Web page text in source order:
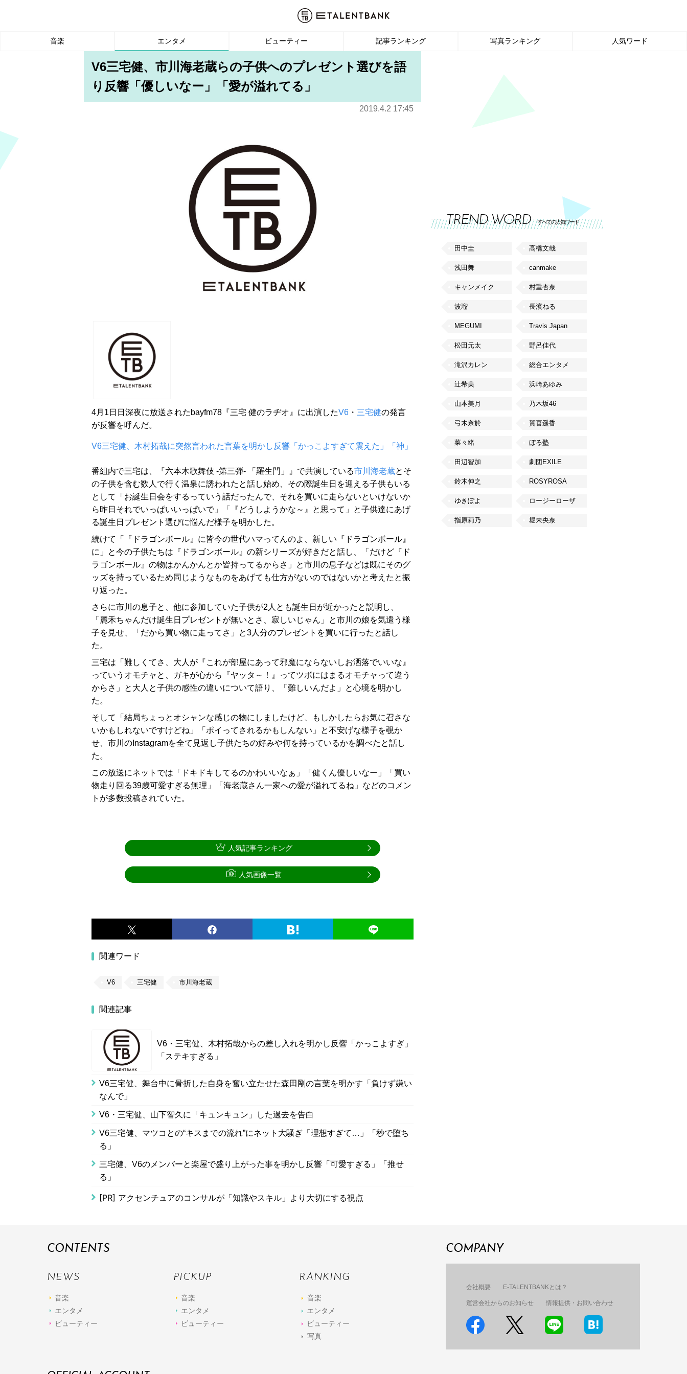
音楽 エンタメ ビューティー 記事ランキング 写真ランキング 人気ワード
V6三宅健、市川海老蔵らの子供へのプレゼント選びを語
り反響「優しいなー」「愛が溢れてる」
2019.4.2 17:45
4月1日日深夜に放送されたbayfm78『三宅 健のラヂオ』に出演したV6 ・ 三宅健の発言
が反響を呼んだ。
V6三宅健、木村拓哉に突然言われた言葉を明かし反響「かっこよすぎて震えた」「神」
番組内で三宅は、『六本木歌舞伎 -第三弾- 「羅生門」』で共演している市川海老蔵とそ
の子供を含む数人で行く温泉に誘われたと話し始め、その際誕生日を迎える子供もいる
として「お誕生日会をするっていう話だったんで、それを買いに走らないといけないか
ら昨日それでいっぱいいっぱいで」「『どうしようかな～』と思って」と子供達にあげ
る誕生日プレゼント選びに悩んだ様子を明かした。
続けて「『ドラゴンボール』に皆今の世代ハマってんのよ、新しい『ドラゴンボール』
に」と今の子供たちは『ドラゴンボール』の新シリーズが好きだと話し、「だけど『ド
ラゴンボール』の物はかんかんとか皆持ってるからさ」と市川の息子などは既にそのグ
ッズを持っているため同じようなものをあげても仕方がないのではないかと考えたと振
り返った。
さらに市川の息子と、他に参加していた子供が2人とも誕生日が近かったと説明し、
「麗禾ちゃんだけ誕生日プレゼントが無いとさ、寂しいじゃん」と市川の娘を気遣う様
子を見せ、「だから買い物に走ってさ」と3人分のプレゼントを買いに行ったと話し
た。
三宅は「難しくてさ、大人が『これが部屋にあって邪魔にならないしお洒落でいいな』
っていうオモチャと、ガキが心から『ヤッタ～！』ってツボにはまるオモチャって違う
からさ」と大人と子供の感性の違いについて語り、「難しいんだよ」と心境を明かし
た。
そして「結局ちょっとオシャンな感じの物にしましたけど、もしかしたらお気に召さな
いかもしれないですけどね」「ポイってされるかもしんない」と不安げな様子を覗か
せ、市川のInstagramを全て見返し子供たちの好みや何を持っているかを調べたと話し
た。
この放送にネットでは「ドキドキしてるのかわいいなぁ」「健くん優しいなー」「買い
物走り回る39歳可愛すぎる無理」「海老蔵さん一家への愛が溢れてるね」などのコメン
トが多数投稿されていた。
関連ワード
V6 三宅健 市川海老蔵
関連記事
V6・三宅健、木村拓哉からの差し入れを明かし反響「かっこよすぎ」
「ステキすぎる」
V6三宅健、舞台中に骨折した自身を奮い立たせた森田剛の言葉を明かす「負けず嫌い
なんで」
V6・三宅健、山下智久に「キュンキュン」した過去を告白
V6三宅健、マツコとの“キスまでの流れ”にネット大騒ぎ「理想すぎて…」「秒で堕ち
る」
三宅健、V6のメンバーと楽屋で盛り上がった事を明かし反響「可愛すぎる」「推せ
る」
[PR] アクセンチュアのコンサルが「知識やスキル」より大切にする視点
人気記事ランキング
人気画像一覧
TREND WORD すべての人気ワード
田中圭 高橋文哉
浅田舞 canmake
キャンメイク 村重杏奈
波瑠 長濱ねる
MEGUMI Travis Japan
松田元太 野呂佳代
滝沢カレン 総合エンタメ
辻希美 浜崎あゆみ
山本美月 乃木坂46
弓木奈於 賀喜遥香
菜々緒 ぼる塾
田辺智加 劇団EXILE
鈴木伸之 ROSYROSA
ゆきぽよ ロージーローザ
指原莉乃 堀未央奈
CONTENTS
NEWS
音楽
エンタメ
ビューティー
PICKUP
音楽
エンタメ
ビューティー
RANKING
音楽
エンタメ
ビューティー
写真
COMPANY
会社概要 E-TALENTBANKとは？
運営会社からのお知らせ 情報提供・お問い合わせ